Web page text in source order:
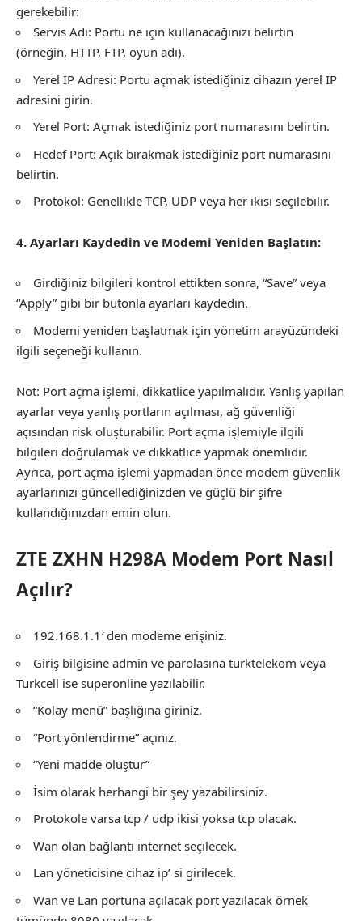
gerekebilir:
Servis Adı: Portu ne için kullanacağınızı belirtin
(örneğin, HTTP, FTP, oyun adı).
Yerel IP Adresi: Portu açmak istediğiniz cihazın yerel IP
adresini girin.
Yerel Port: Açmak istediğiniz port numarasını belirtin.
Hedef Port: Açık bırakmak istediğiniz port numarasını
belirtin.
Protokol: Genellikle TCP, UDP veya her ikisi seçilebilir.
4. Ayarları Kaydedin ve Modemi Yeniden Başlatın:
Girdiğiniz bilgileri kontrol ettikten sonra, “Save” veya
“Apply” gibi bir butonla ayarları kaydedin.
Modemi yeniden başlatmak için yönetim arayüzündeki
ilgili seçeneği kullanın.
Not: Port açma işlemi, dikkatlice yapılmalıdır. Yanlış yapılan
ayarlar veya yanlış portların açılması, ağ güvenliği
açısından risk oluşturabilir. Port açma işlemiyle ilgili
bilgileri doğrulamak ve dikkatlice yapmak önemlidir.
Ayrıca, port açma işlemi yapmadan önce modem güvenlik
ayarlarınızı güncellediğinizden ve güçlü bir şifre
kullandığınızdan emin olun.
ZTE ZXHN H298A Modem Port Nasıl
Açılır?
192.168.1.1′ den modeme erişiniz.
Giriş bilgisine admin ve parolasına turktelekom veya
Turkcell ise superonline yazılabilir.
“Kolay menü” başlığına giriniz.
“Port yönlendirme” açınız.
“Yeni madde oluştur”
İsim olarak herhangi bir şey yazabilirsiniz.
Protokole varsa tcp / udp ikisi yoksa tcp olacak.
Wan olan bağlantı internet seçilecek.
Lan yöneticisine cihaz ip’ si girilecek.
Wan ve Lan portuna açılacak port yazılacak örnek